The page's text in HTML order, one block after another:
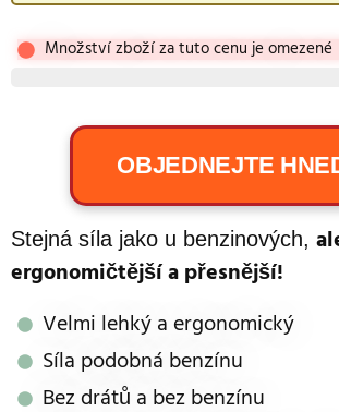
Množství zboží za tuto cenu je omezené
OBJEDNEJTE
Stejná síla jako u benzinových,
ergonomičtější a přesnější!
Velmi lehký a ergonomický
Síla podobná benzínu
Bez drátů a bez benzínu